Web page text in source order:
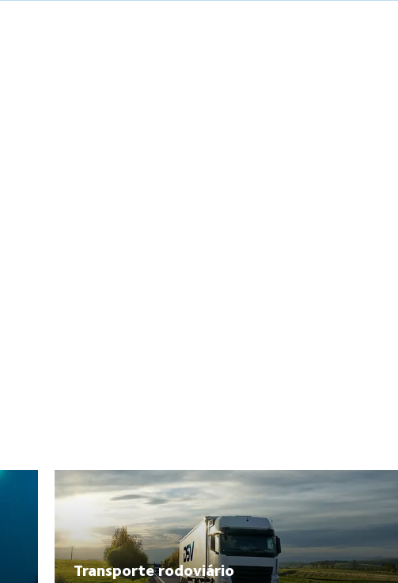
Transporte rodoviário